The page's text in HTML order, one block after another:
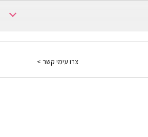
Aloe Vera, Dead Sea Salt
1) משלוח עד הבית: בתוספת תשלום של 30 ₪ ולוקח עד 7 ימים ממועד
צרו עימי קשר >